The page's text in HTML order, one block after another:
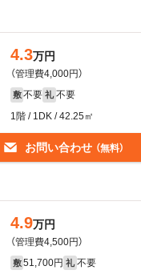
4.3万円
（管理費4,000円）
敷 不要 礼 不要
1階 / 1DK / 42.25㎡
お問い合わせ （無料）
4.9万円
（管理費4,500円）
敷 51,700円 礼 不要